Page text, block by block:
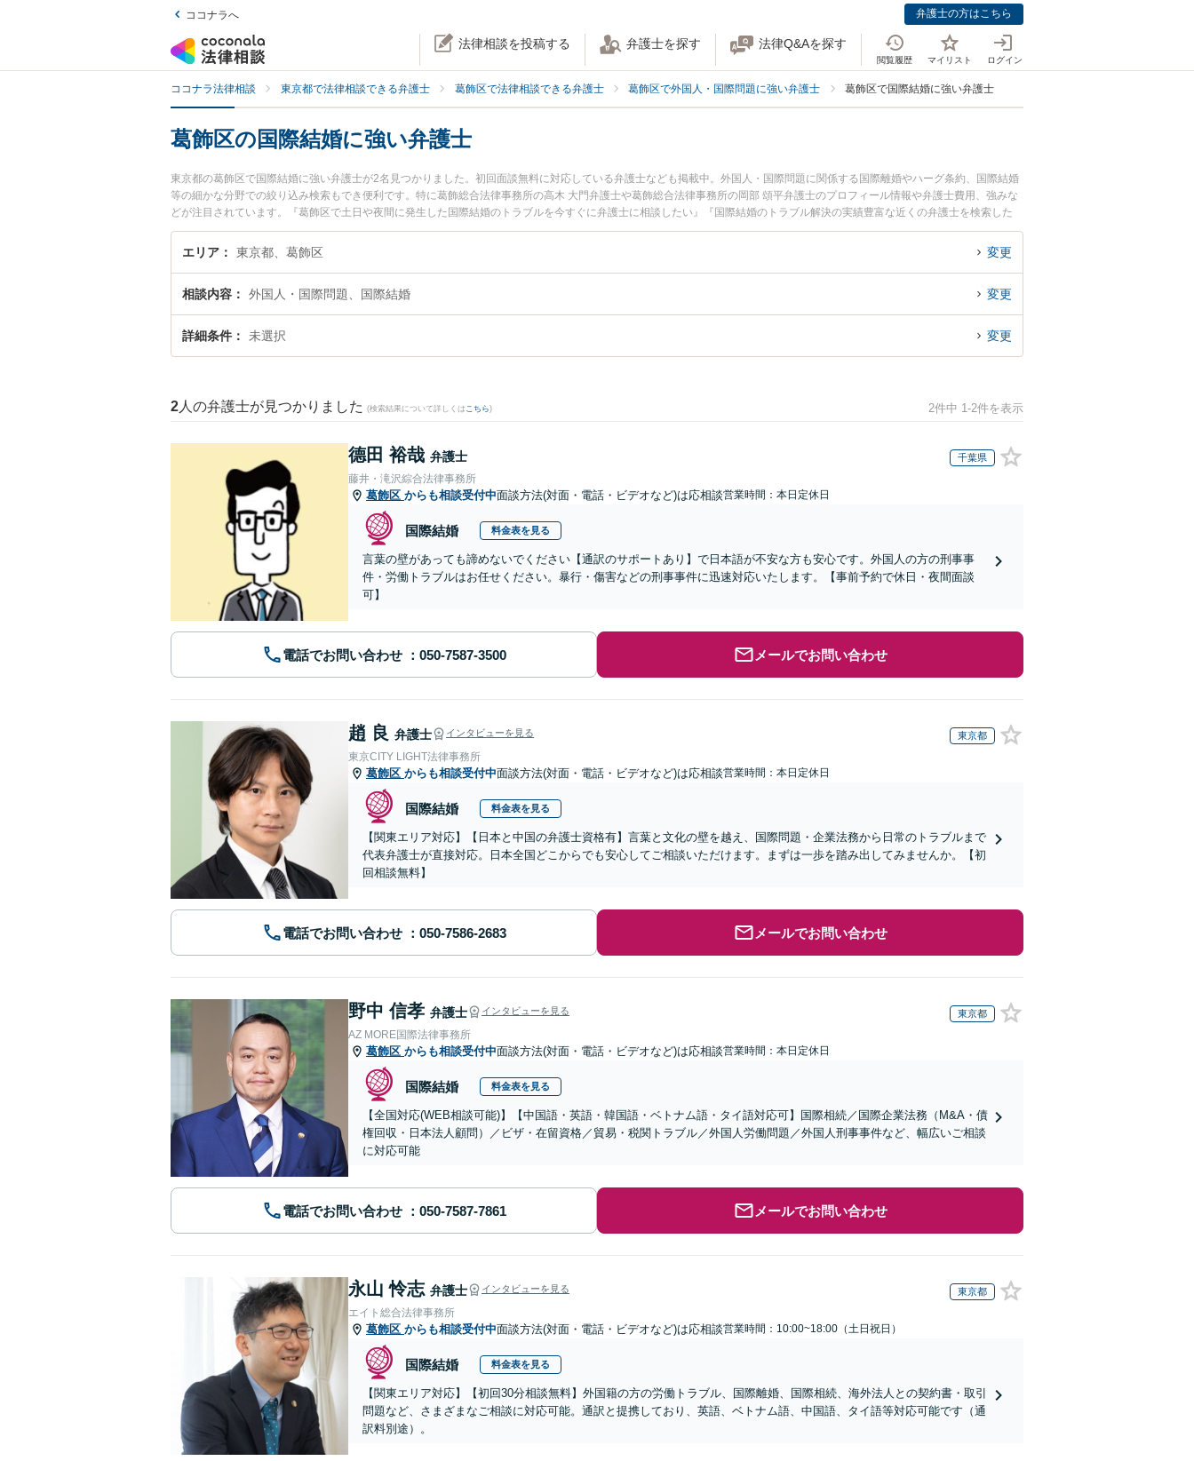
ココナラへ 弁護士の方はこちら
法律相談を投稿する 弁護士を探す 法律Q&Aを探す
閲覧履歴 マイリスト ログイン
ココナラ法律相談 東京都で法律相談できる弁護士 葛飾区で法律相談できる弁護士 葛飾区で外国人・国際問題に強い弁護士 葛飾区で国際結婚に強い弁護士
葛飾区の国際結婚に強い弁護士
東京都の葛飾区で国際結婚に強い弁護士が2名見つかりました。初回面談無料に対応している弁護士なども掲載中。外国人・国際問題に関係する国際離婚やハーグ条約、国際結婚
等の細かな分野での絞り込み検索もでき便利です。特に葛飾総合法律事務所の高木 大門弁護士や葛飾総合法律事務所の岡部 頌平弁護士のプロフィール情報や弁護士費用、強みな
どが注目されています。『葛飾区で土日や夜間に発生した国際結婚のトラブルを今すぐに弁護士に相談したい』『国際結婚のトラブル解決の実績豊富な近くの弁護士を検索した
い』『初回相談無料で国際結婚を法律相談できる葛飾区内の弁護士に相談予約したい』などでお困りの相談者さんにおすすめです。
エリア 東京都、葛飾区 変更
相談内容 外国人・国際問題、国際結婚 変更
詳細条件 未選択 変更
2 人の弁護士が見つかりました (検索結果について詳しくは こちら) 2件中 1-2件を表示
德田 裕哉 弁護士 千葉県
藤井・滝沢綜合法律事務所
葛飾区 からも相談受付中面談方法(対面・電話・ビデオなど)は応相談営業時間：本日定休日
国際結婚 料金表を見る
言葉の壁があっても諦めないでください【通訳のサポートあり】で日本語が不安な方も安心です。外国人の方の刑事事
件・労働トラブルはお任せください。暴行・傷害などの刑事事件に迅速対応いたします。【事前予約で休日・夜間面談
可】
電話でお問い合わせ メールでお問い合わせ
趙 良 弁護士 インタビューを見る 東京都
東京CITY LIGHT法律事務所
葛飾区 からも相談受付中面談方法(対面・電話・ビデオなど)は応相談営業時間：本日定休日
国際結婚 料金表を見る
【関東エリア対応】【日本と中国の弁護士資格有】言葉と文化の壁を越え、国際問題・企業法務から日常のトラブルまで
代表弁護士が直接対応。日本全国どこからでも安心してご相談いただけます。まずは一歩を踏み出してみませんか。【初
回相談無料】
電話でお問い合わせ メールでお問い合わせ
野中 信孝 弁護士 インタビューを見る 東京都
AZ MORE国際法律事務所
葛飾区 からも相談受付中面談方法(対面・電話・ビデオなど)は応相談営業時間：本日定休日
国際結婚 料金表を見る
【全国対応(WEB相談可能)】【中国語・英語・韓国語・ベトナム語・タイ語対応可】国際相続／国際企業法務（M&A・債
権回収・日本法人顧問）／ビザ・在留資格／貿易・税関トラブル／外国人労働問題／外国人刑事事件など、幅広いご相談
に対応可能
電話でお問い合わせ メールでお問い合わせ
永山 怜志 弁護士 インタビューを見る 東京都
エイト総合法律事務所
葛飾区 からも相談受付中面談方法(対面・電話・ビデオなど)は応相談営業時間：10:00~18:00（土日祝日）
国際結婚 料金表を見る
【関東エリア対応】【初回30分相談無料】外国籍の方の労働トラブル、国際離婚、国際相続、海外法人との契約書・取引
問題など、さまざまなご相談に対応可能。通訳と提携しており、英語、ベトナム語、中国語、タイ語等対応可能です（通
訳料別途）。